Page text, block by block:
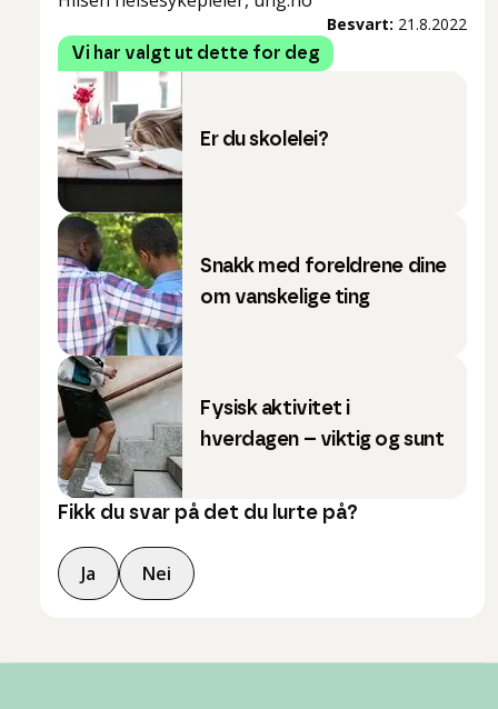
Besvart: 21.8.2022
Vi har valgt ut dette for deg
Er du skolelei?
Snakk med foreldrene dine
om vanskelige ting
Fysisk aktivitet i
hverdagen – viktig og sunt
Fikk du svar på det du lurte på?
Ja Nei